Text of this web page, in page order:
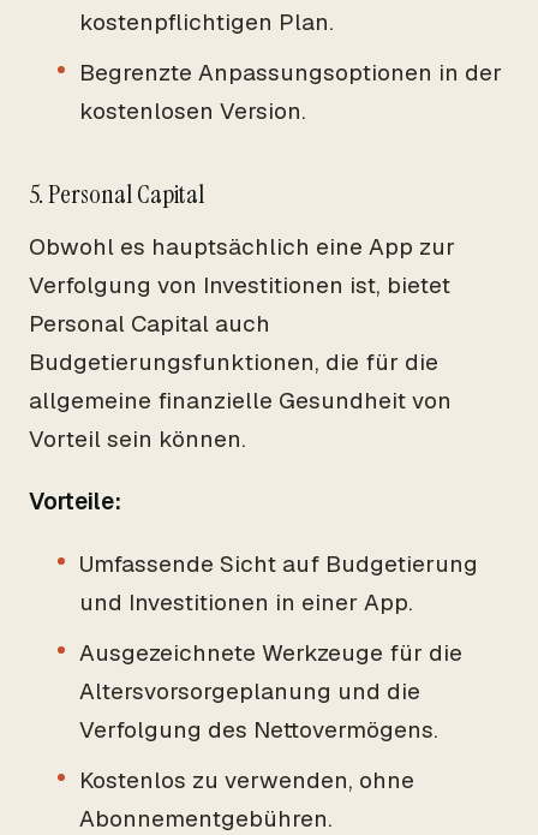
kostenpflichtigen Plan.
Begrenzte Anpassungsoptionen in der
kostenlosen Version.
5. Personal Capital
Obwohl es hauptsächlich eine App zur
Verfolgung von Investitionen ist, bietet
Personal Capital auch
Budgetierungsfunktionen, die für die
allgemeine finanzielle Gesundheit von
Vorteil sein können.
Vorteile:
Umfassende Sicht auf Budgetierung
und Investitionen in einer App.
Ausgezeichnete Werkzeuge für die
Altersvorsorgeplanung und die
Verfolgung des Nettovermögens.
Kostenlos zu verwenden, ohne
Abonnementgebühren.